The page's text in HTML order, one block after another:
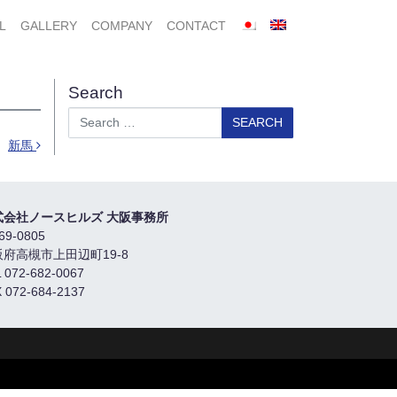
GALLERY COMPANY CONTACT
新馬
Search
Search
会社ノースヒルズ 大阪事務所
0805
府高槻市上田辺町19-8
072-682-0067
072-684-2137